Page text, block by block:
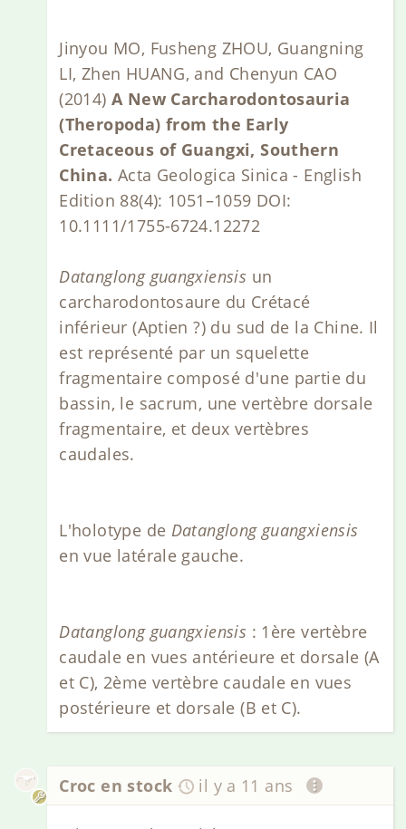
Jinyou MO, Fusheng ZHOU, Guangning
LI, Zhen HUANG, and Chenyun CAO
(2014)A New Carcharodontosauria
(Theropoda) from the Early
Cretaceous of Guangxi, Southern
China. Acta Geologica Sinica - English
Edition 88(4): 1051–1059 DOI:
10.1111/1755-6724.12272
Datanglong guangxiensis un
carcharodontosaure du Crétacé
inférieur (Aptien ?) du sud de la Chine. Il
est représenté par un squelette
fragmentaire composé d'une partie du
bassin, le sacrum, une vertèbre dorsale
fragmentaire, et deux vertèbres
caudales.
L'holotype de Datanglong guangxiensis
en vue latérale gauche.
Datanglong guangxiensis : 1ère vertèbre
caudale en vues antérieure et dorsale (A
et C), 2ème vertèbre caudale en vues
postérieure et dorsale (B et C).
Croc en stock il y a 11 ans